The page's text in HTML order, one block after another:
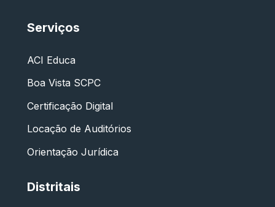
Serviços
ACI Educa
Boa Vista SCPC
Certificação Digital
Locação de Auditórios
Orientação Jurídica
Distritais